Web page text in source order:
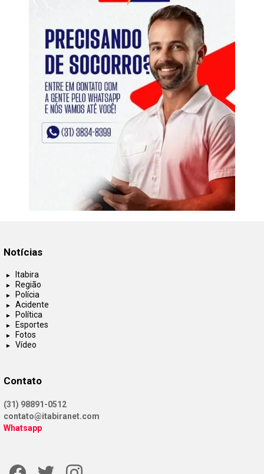
Notícias
Itabira
Região
Polícia
Acidente
Política
Esportes
Fotos
Vídeo
Contato
(31) 98891-0512
contato@itabiranet.com
Whatsapp